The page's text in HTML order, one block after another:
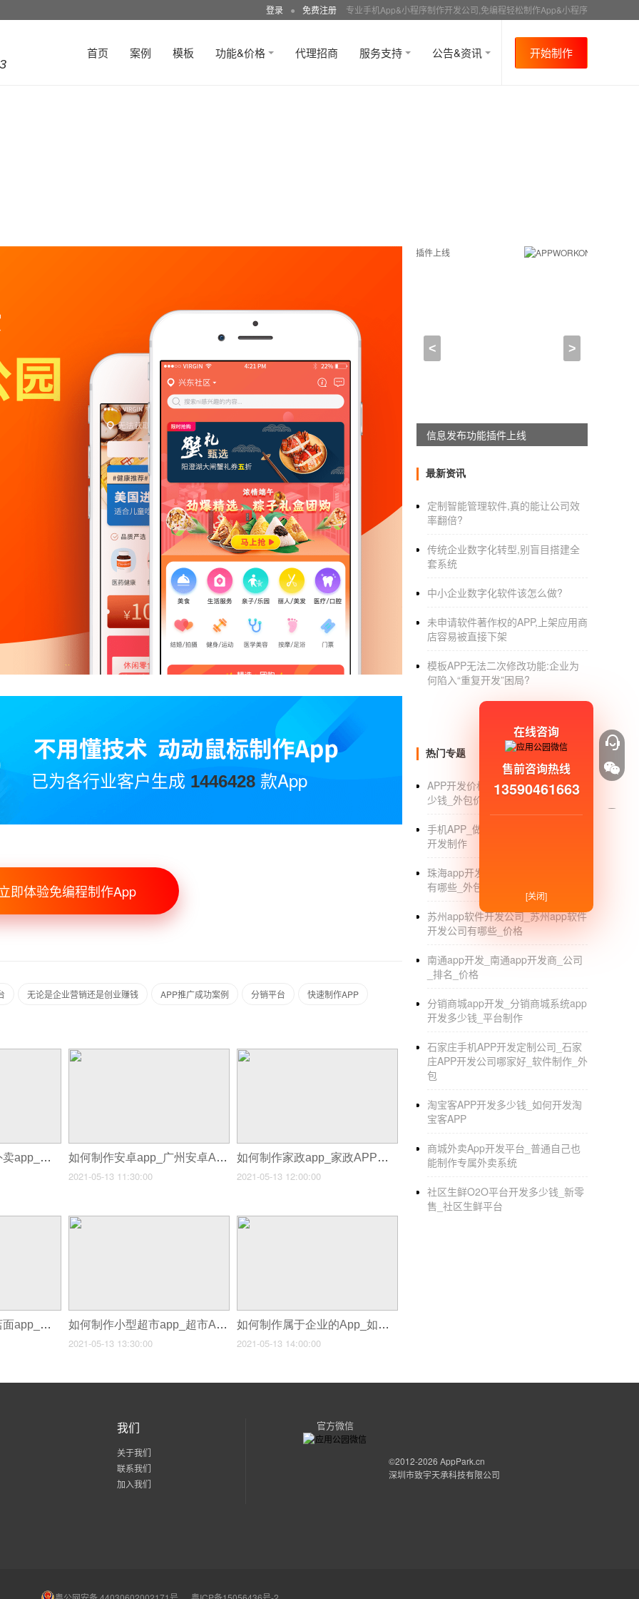
登录 ● 免费注册 专业手机App&小程序制作开发公司,免编程轻松制作App&小程序
首页 案例 模板 功能&价格 代理招商 服务支持 公告&资讯 开始制作
2021-04-25 19:15:00
回头看看，市面上的线上平台与线下平
投资和并购都是转眼之间的事。这不，近阿
看来，阿里想要投资闪电购APP也算是情理
货、高品质零食、水果生鲜等一小时送到用
现在人们基本都不需要出门才能够做事
发需要怎样的功能呢？1、主页资讯外卖配
送APP软件上购买了外卖，那么用户可以直
上可以享受到时刻查看外卖派送动态。4、
次利用的优惠券，让您下一次的购买能够更
软件的外卖社区，相信外卖社区能够帮助您
的分析，不知道您看完之后对于外卖配送
已为各行业客户生成 1446428 款App
即体验免编程制作App
无论是企业营销还是创业赚钱 APP推广成功案例 分销平台 快速制作APP
如何制作大学食堂外卖app_外卖订餐APP开发流程和解决方案 如何制作安卓app_广州安卓APP开发
2021-05-13 11:30:00
如何制作家政app_家政APP如何撬动o2o服务市场
2021-05-13 12:00:00
如何制作小型企业店面app_超市APP如何反击 如何制作小型超市app_超市APP如何反击
2021-05-13 13:30:00
如何制作属于企业的App_如何对自己的APP产品进行推广
2021-05-13 14:00:00
< >
APPWORKON上线
最新资讯
定制智能管理软件,真的能让公司效
率翻倍?
传统企业数字化转型,别盲目搭建全
套系统
中小企业数字化软件该怎么做?
未申请软件著作权的APP,上架应用商
店容易被直接下架
模板APP无法二次修改功能:企业为
何陷入“重复开发”困局?
热门专题
APP开发价格_开发个手机APP要多
少钱_外包价格_报价单
手机APP_做一个手APP大约多少钱_
开发制作
珠海app开发公司_珠海app开发公司
有哪些_外包制作_排名
苏州app软件开发公司_苏州app软件
开发公司有哪些_价格
南通app开发_南通app开发商_公司
_排名_价格
分销商城app开发_分销商城系统app
开发多少钱_平台制作
石家庄手机APP开发定制公司_石家
庄APP开发公司哪家好_软件制作_外
包
淘宝客APP开发多少钱_如何开发淘
宝客APP
商城外卖App开发平台_普通自己也
能制作专属外卖系统
社区生鲜O2O平台开发多少钱_新零
售_社区生鲜平台
我们
关于我们
联系我们
加入我们
官方微信
©2012-2026 AppPark.cn
深圳市致宇天承科技有限公司
在线咨询
售前咨询热线
13590461663
[关闭]